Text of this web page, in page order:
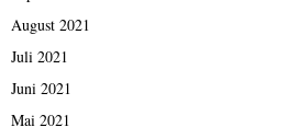
August 2021
Juli 2021
Juni 2021
Mai 2021